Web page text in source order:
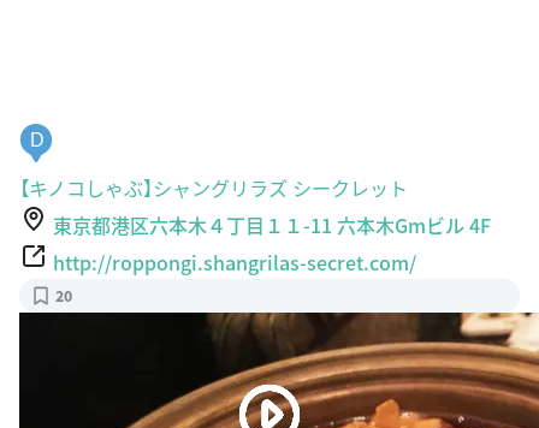
D
【キノコしゃぶ】シャングリラズ シークレット
東京都港区六本木４丁目１１-11 六本木Gmビル 4F
http://roppongi.shangrilas-secret.com/
20